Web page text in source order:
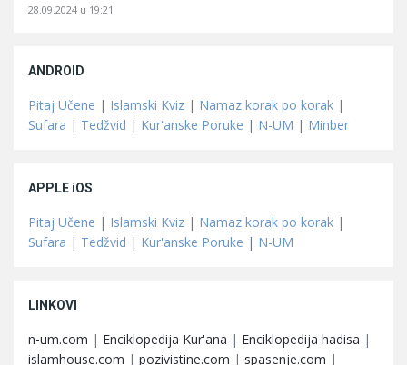
28.09.2024 u 19:21
ANDROID
Pitaj Učene | Islamski Kviz | Namaz korak po korak |
Sufara | Tedžvid | Kur'anske Poruke | N-UM | Minber
APPLE iOS
Pitaj Učene | Islamski Kviz | Namaz korak po korak |
Sufara | Tedžvid | Kur'anske Poruke | N-UM
LINKOVI
n-um.com | Enciklopedija Kur'ana | Enciklopedija hadisa |
islamhouse.com | pozivistine.com | spasenje.com |